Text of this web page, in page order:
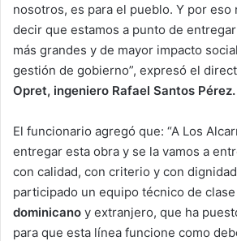
nosotros, es para el pueblo. Y por
decir que estamos a punto de
más grandes y de mayor impacto
gestión de gobierno”, expresó el
Opret, ingeniero Rafael Santos Pérez.
El funcionario agregó que: “A Los
entregar esta obra y se la vamos a
con calidad, con criterio y con
participado un equipo técnico de
dominicano y extranjero, que ha
para que esta línea funcione como